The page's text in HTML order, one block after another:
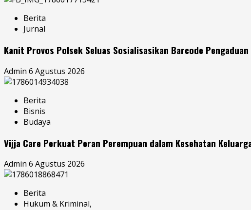
Berita
Jurnal
Kanit Provos Polsek Seluas Sosialisasikan Barcode
Admin 6 Agustus 2026
Berita
Bisnis
Budaya
Vijja Care Perkuat Peran Perempuan dalam Kesehatan
Admin 6 Agustus 2026
Berita
Hukum & Kriminal,